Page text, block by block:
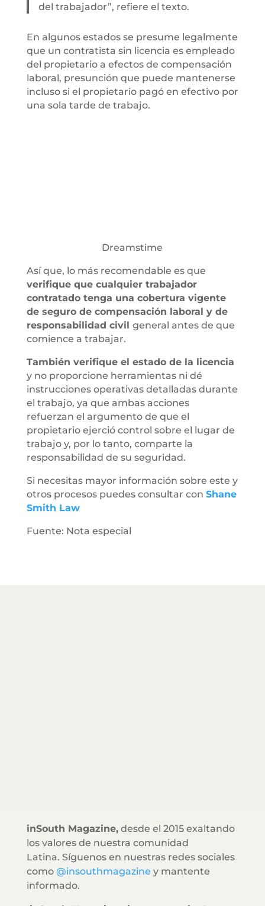
del trabajador”, refiere el texto.
En algunos estados se presume legalmente
que un contratista sin licencia es empleado
del propietario a efectos de compensación
laboral, presunción que puede mantenerse
incluso si el propietario pagó en efectivo por
una sola tarde de trabajo.
Dreamstime
Así que, lo más recomendable es que
verifique que cualquier trabajador
contratado tenga una cobertura vigente
de seguro de compensación laboral y de
responsabilidad civil general antes de que
comience a trabajar.
También verifique el estado de la licencia
y no proporcione herramientas ni dé
instrucciones operativas detalladas durante
el trabajo, ya que ambas acciones
refuerzan el argumento de que el
propietario ejerció control sobre el lugar de
trabajo y, por lo tanto, comparte la
responsabilidad de su seguridad.
Si necesitas mayor información sobre este y
otros procesos puedes consultar con Shane
Smith Law
Fuente: Nota especial
inSouth Magazine,desde el 2015 exaltando
los valores de nuestra comunidad
Latina. Síguenos en nuestras redes sociales
como @insouthmagazine y mantente
informado.